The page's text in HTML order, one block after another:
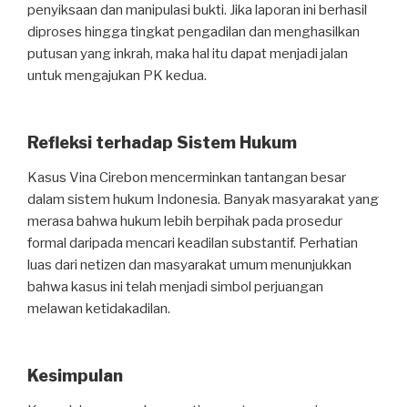
penyiksaan dan manipulasi bukti. Jika laporan ini berhasil
diproses hingga tingkat pengadilan dan menghasilkan
putusan yang inkrah, maka hal itu dapat menjadi jalan
untuk mengajukan PK kedua.
Refleksi terhadap Sistem Hukum
Kasus Vina Cirebon mencerminkan tantangan besar
dalam sistem hukum Indonesia. Banyak masyarakat yang
merasa bahwa hukum lebih berpihak pada prosedur
formal daripada mencari keadilan substantif. Perhatian
luas dari netizen dan masyarakat umum menunjukkan
bahwa kasus ini telah menjadi simbol perjuangan
melawan ketidakadilan.
Kesimpulan